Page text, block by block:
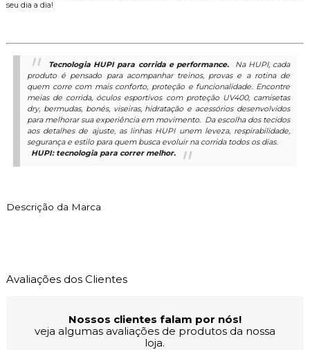
seu dia a dia!
Tecnologia HUPI para corrida e performance.
Na HUPI, cada
produto é pensado para acompanhar treinos, provas e a rotina de
quem corre com mais conforto, proteção e funcionalidade. Encontre
meias de corrida, óculos esportivos com proteção UV400, camisetas
dry, bermudas, bonés, viseiras, hidratação e acessórios desenvolvidos
para melhorar sua experiência em movimento. Da escolha dos tecidos
aos detalhes de ajuste, as linhas HUPI unem leveza, respirabilidade,
segurança e estilo para quem busca evoluir na corrida todos os dias.
HUPI: tecnologia para correr melhor.
Descrição da Marca
Avaliações dos Clientes
Nossos clientes falam por nós!
veja algumas avaliações de produtos da nossa
loja.